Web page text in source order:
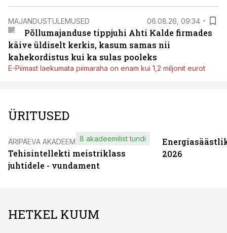
MAJANDUSTULEMUSED 06.08.26, 09:34
Põllumajanduse tippjuhi Ahti Kalde firmades
käive üldiselt kerkis, kasum samas nii
kahekordistus kui ka sulas pooleks
E-Piimast laekumata piimaraha on enam kui 1,2 miljonit eurot
ÜRITUSED
ÄRIPÄEVA AKADEEMIA
Tehisintellekti meistriklass
juhtidele - vundament
8 akadeemilist tundi
2026
HETKEL KUUM